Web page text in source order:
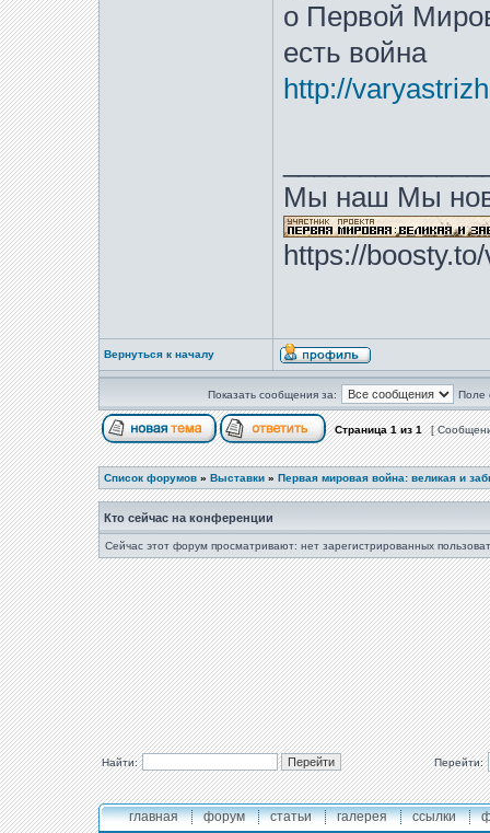
о Первой
есть война
http://
Мы наш Мы
https://
Вернуться к началу
Показать сообщения за: Поле
Страница1из1 [
Список форумов » Выставки » Первая мировая война: великая и
Кто сейчас на конференции
Сейчас этот форум просматривают: нет зарегистрированных
Найти: Перейти:
главная форум статьи галерея ссылки